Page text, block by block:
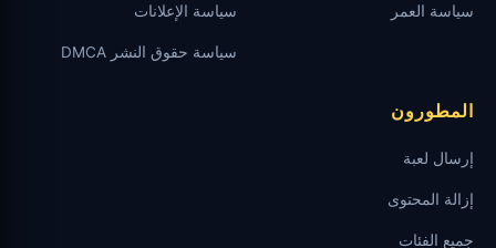
سياسة العمر سياسة الإعلانات
سياسة حقوق النشر DMCA
المطورون
إرسال لعبة
إزالة المحتوى
جميع الفئات